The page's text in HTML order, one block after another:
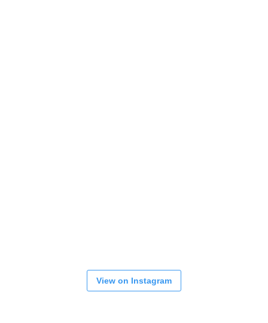
View on Instagram